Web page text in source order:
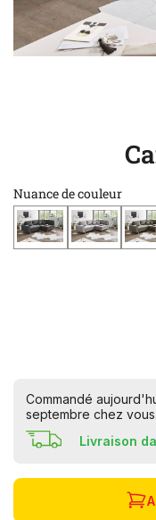
Nuance de couleur
Commandé
septembre chez vous.
Livraison